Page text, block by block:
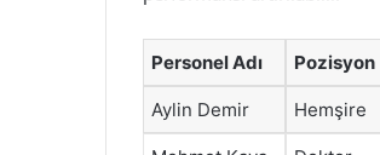
Personel Adı Pozisyon
Aylin Demir Hemşire